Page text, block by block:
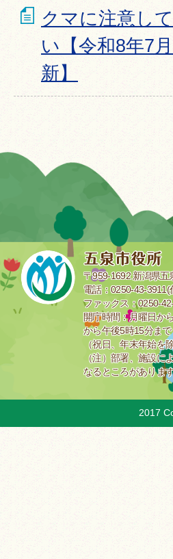
クマに注意し
い【令和8年7
新】
〒959-1692 新潟県五
電話：0250-43-3911(
ファックス：0250-
開庁時間：月曜日か
から午後5時15分まで
（祝日、年末年始を
（注）部署、施設に
なるところがあります
2017